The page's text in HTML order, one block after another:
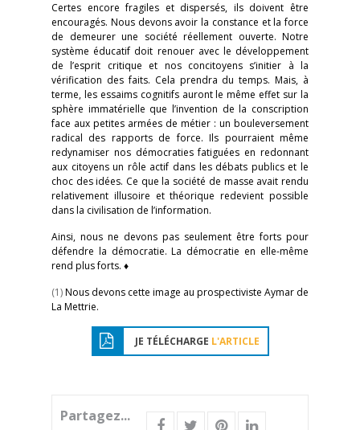
Certes encore fragiles et dispersés, ils doivent être
encouragés. Nous devons avoir la constance et la force
de demeurer une société réellement ouverte. Notre
système éducatif doit renouer avec le développement
de l’esprit critique et nos concitoyens s’initier à la
vérification des faits. Cela prendra du temps. Mais, à
terme, les essaims cognitifs auront le même effet sur la
sphère immatérielle que l’invention de la conscription
face aux petites armées de métier : un bouleversement
radical des rapports de force. Ils pourraient même
redynamiser nos démocraties fatiguées en redonnant
aux citoyens un rôle actif dans les débats publics et le
choc des idées. Ce que la société de masse avait rendu
relativement illusoire et théorique redevient possible
dans la civilisation de l’information.
Ainsi, nous ne devons pas seulement être forts pour
défendre la démocratie. La démocratie en elle-même
rend plus forts. ♦
(1)Nous devons cette image au prospectiviste Aymar de
La Mettrie.
JE TÉLÉCHARGE L'ARTICLE
Partagez...